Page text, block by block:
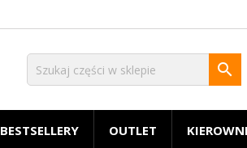

BESTSELLERY OUTLET